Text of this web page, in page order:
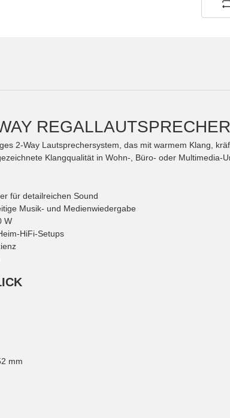
2-Way Lautsprechersystem, das mit warmem Klang,
Klangqualität in Wohn-, Büro- oder Multimedia-
für detailreichen Sound
Musik- und Medienwiedergabe
W
HiFi-Setups
mm